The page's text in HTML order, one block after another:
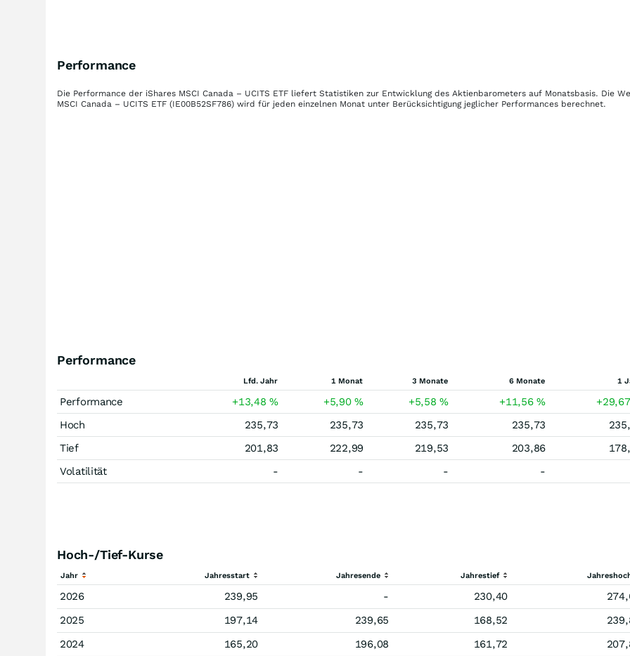
Performance
Die Performance der iShares MSCI Canada – UCITS ETF liefert Statistiken zur Entwicklung des Aktienbarometers auf Monatsbasis. Die
MSCI Canada – UCITS ETF (IE00B52SF786) wird für jeden einzelnen Monat unter Berücksichtigung jeglicher Performances berechnet.
Performance
Lfd. Jahr 1 Monat 3 Monate 6 Monate 1
Performance +13,48% +5,90% +5,58% +11,56%
Hoch
235,73 235,73 235,73 235,73
Tief
201,83 222,99 219,53 203,86
Volatilität
- - - -
Hoch-/Tief-Kurse
Jahr Jahresstart Jahresende Jahrestief
2026 239,95 - 230,40
2025
197,14 239,65 168,52
2024
165,20 196,08 161,72